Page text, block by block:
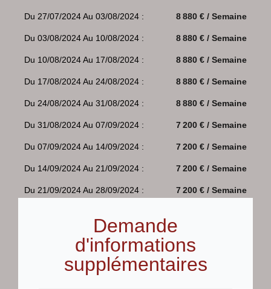
Du 27/07/2024 Au 03/08/2024 : 8 880 € / Semaine
Du 03/08/2024 Au 10/08/2024 : 8 880 € / Semaine
Du 10/08/2024 Au 17/08/2024 : 8 880 € / Semaine
Du 17/08/2024 Au 24/08/2024 : 8 880 € / Semaine
Du 24/08/2024 Au 31/08/2024 : 8 880 € / Semaine
Du 31/08/2024 Au 07/09/2024 : 7 200 € / Semaine
Du 07/09/2024 Au 14/09/2024 : 7 200 € / Semaine
Du 14/09/2024 Au 21/09/2024 : 7 200 € / Semaine
Du 21/09/2024 Au 28/09/2024 : 7 200 € / Semaine
Demande
d'informations
supplémentaires